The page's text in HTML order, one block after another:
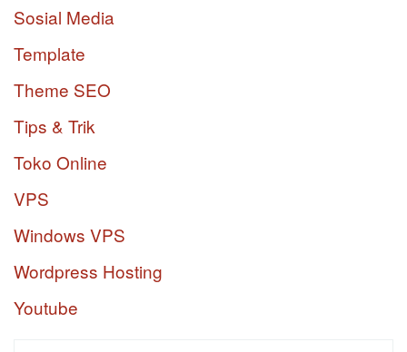
Sosial Media
Template
Theme SEO
Tips & Trik
Toko Online
VPS
Windows VPS
Wordpress Hosting
Youtube